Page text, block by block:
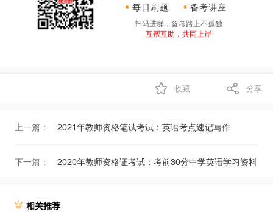
每日刷题
备考讲座
扫码进群，备考路上不孤独
互帮互助，共同上岸
收藏 分享
上一篇： 2021年教师资格笔试考试：英语考点速记写作
下一篇： 2020年教师资格证考试：考前30分中学英语学习资料
相关推荐